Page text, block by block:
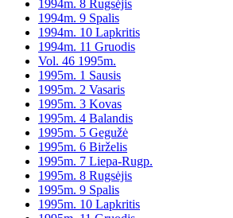
1994m. 8 Rugsėjis
1994m. 9 Spalis
1994m. 10 Lapkritis
1994m. 11 Gruodis
Vol. 46 1995m.
1995m. 1 Sausis
1995m. 2 Vasaris
1995m. 3 Kovas
1995m. 4 Balandis
1995m. 5 Gegužė
1995m. 6 Birželis
1995m. 7 Liepa-Rugp.
1995m. 8 Rugsėjis
1995m. 9 Spalis
1995m. 10 Lapkritis